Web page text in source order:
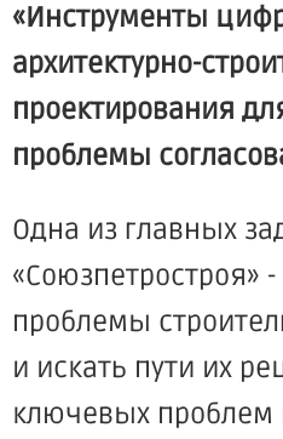
«Инструменты
архитектурно-
проектирования
проблемы
Одна из главных
«Союзпетростроя»
проблемы
и искать пути их
ключевых проблем